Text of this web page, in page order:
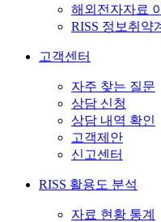
해외전자자료
RISS 정보취약
고객센터
자주 찾는 질문
상담 신청
상담 내역 확인
고객제안
신고센터
RISS 활용도 분석
자료 현황 통계